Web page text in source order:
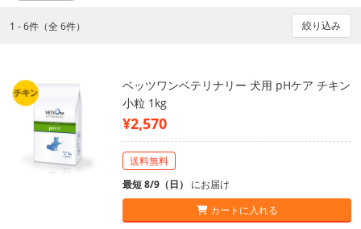
1 - 6件（全 6件） 絞り込み
ベッツワンベテリナリー 犬用 pHケア チキン
小粒 1kg
¥2,570
送料無料
最短 8/9（日） にお届け
カートに入れる